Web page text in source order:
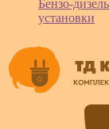
Бензо-
установки